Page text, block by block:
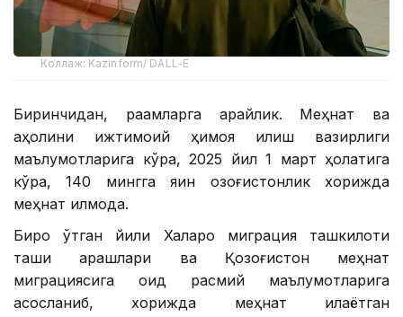
Коллаж: Kazinform/ DALL-E
Биринчидан, рақамларга қарайлик. Меҳнат ва
аҳолини ижтимоий ҳимоя қилиш вазирлиги
маълумотларига кўра, 2025 йил 1 март ҳолатига
кўра, 140 мингга яқин қозоғистонлик хорижда
меҳнат қилмоқда.
Бироқ ўтган йили Халқаро миграция ташкилоти
ташқи қарашлари ва Қозоғистон меҳнат
миграциясига оид расмий маълумотларига
асосланиб, хорижда меҳнат қилаётган